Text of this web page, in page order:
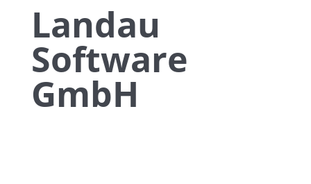
Landau
Software
GmbH